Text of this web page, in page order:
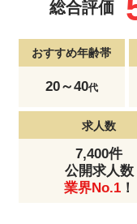
総合評価
おすすめ年齢帯
20～40代
求人数
7,400件
公開求人数
業界No.1！